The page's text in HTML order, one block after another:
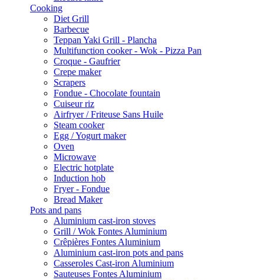
Cooking
Diet Grill
Barbecue
Teppan Yaki Grill - Plancha
Multifunction cooker - Wok - Pizza Pan
Croque - Gaufrier
Crepe maker
Scrapers
Fondue - Chocolate fountain
Cuiseur riz
Airfryer / Friteuse Sans Huile
Steam cooker
Egg / Yogurt maker
Oven
Microwave
Electric hotplate
Induction hob
Fryer - Fondue
Bread Maker
Pots and pans
Aluminium cast-iron stoves
Grill / Wok Fontes Aluminium
Crêpières Fontes Aluminium
Aluminium cast-iron pots and pans
Casseroles Cast-iron Aluminium
Sauteuses Fontes Aluminium